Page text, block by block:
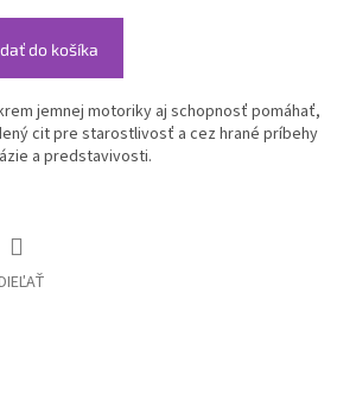
do košíka
jemnej motoriky aj schopnosť pomáhať,
cit pre starostlivosť a cez hrané príbehy
a predstavivosti.